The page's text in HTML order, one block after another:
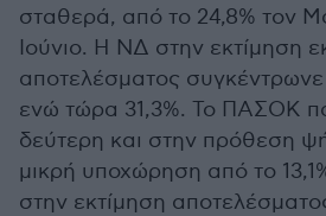
σταθερά, από το 24,8% τον
Ιούνιο. Η ΝΔ στην εκτίμηση
αποτελέσματος συγκέντρωνε
ενώ τώρα 31,3%. Το ΠΑΣΟΚ
δεύτερη και στην πρόθεση
μικρή υποχώρηση από το
στην εκτίμηση